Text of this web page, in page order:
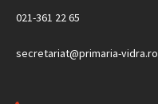
021-361 22 65
secretariat@primaria-vidra.ro